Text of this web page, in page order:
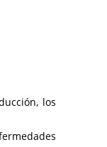
los